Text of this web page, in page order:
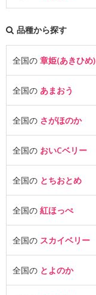
品種から探す
全国の 章姫(あきひめ)
全国の あまおう
全国の さがほのか
全国の おいCベリー
全国の とちおとめ
全国の 紅ほっぺ
全国の スカイベリー
全国の とよのか